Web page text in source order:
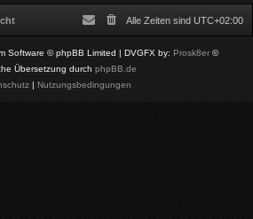
Alle Zeiten sind UTC+02:00
Software © phpBB Limited | DVGFX by: Prosk8er©
Übersetzung durch phpBB.de
| Nutzungsbedingungen